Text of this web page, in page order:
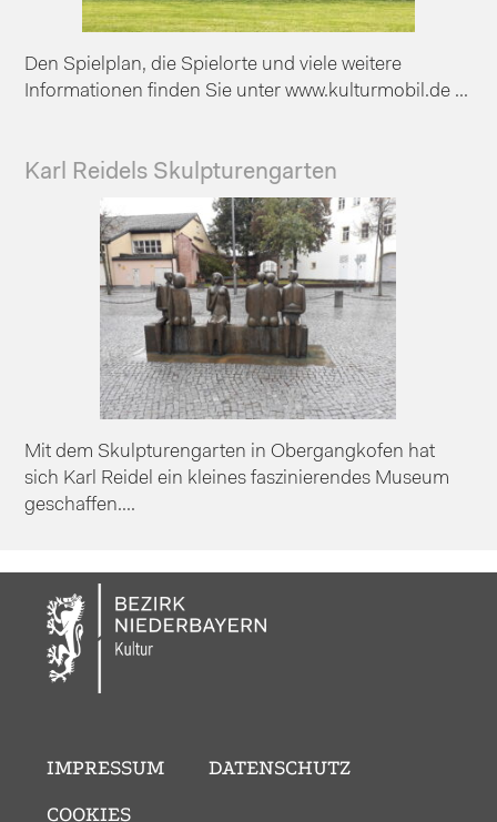
Den Spielplan, die Spielorte und viele weitere
Informationen finden Sie unter www.kulturmobil.de ...
Karl Reidels Skulpturengarten
Mit dem Skulpturengarten in Obergangkofen hat
sich Karl Reidel ein kleines faszinierendes Museum
geschaffen....
IMPRESSUM
DATENSCHUTZ
COOKIES